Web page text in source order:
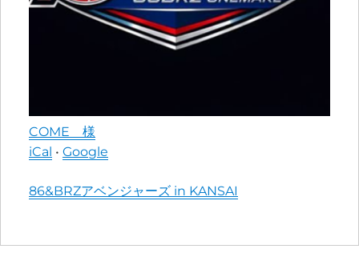
COME 様
iCal • Google
More
86&BRZアベンジャーズ in KANSAI